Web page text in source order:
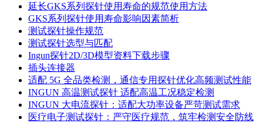
延长GKS系列探针使用寿命的规范使用方法
GKS系列探针使用寿命影响因素简析
测试探针操作规范
测试探针选型与匹配
Ingun探针2D/3D模型资料下载步骤
插头连接器
适配 5G 全品类检测，通信专用探针优化高频测试性能
INGUN 高温测试探针 适配高温工况稳定检测
INGUN 大电流探针：适配大功率设备严苛测试需求
医疗电子测试探针：严守医疗规范，筑牢检测安全防线